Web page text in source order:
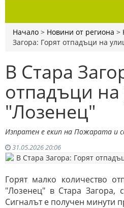
Начало > Новини от региона >
Загора: Горят отпадъци на
В Стара
отпадъци на
"Лозенец"
Изпратен е екип на Пожарата и
31.05.2026 20:06
Горят малко количество
"Лозенец" в Стара Загора,
Сигналът е получен минути